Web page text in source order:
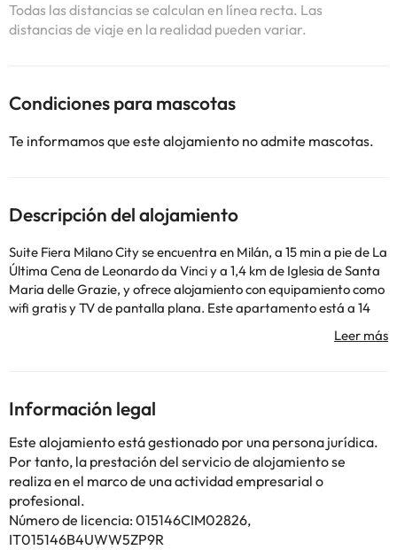
Todas las distancias se calculan en línea recta. Las
distancias de viaje en la realidad pueden variar.
Condiciones para mascotas
Te informamos que este alojamiento no admite mascotas.
Descripción del alojamiento
Suite Fiera Milano City se encuentra en Milán, a 15 min a pie de La
Última Cena de Leonardo da Vinci y a 1,4 km de Iglesia de Santa
Maria delle Grazie, y ofrece alojamiento con equipamiento como
wifi gratis y TV de pantalla plana. Este apartamento está a 14
min a pie de CityLife y a 1,9 km de San Maurizio al Monastero
microondas y fogones, además de cafetera y hervidor. Fiera
Milano está a 2,2 km del alojamiento, y MUDEC está a 2,6 km. El
aeropuerto (Aeropuerto de Milán - Linate) está a 12 km.
En este alojamiento no se pueden celebrar despedidas de soltero
o soltera ni fiestas similares.
Algunos de los servicios detallados pueden ser de pago. Puedes
consultar sus tarifas directamente en el establecimiento. Toda la
Información legal
Este alojamiento está gestionado por una persona jurídica.
Por tanto, la prestación del servicio de alojamiento se
realiza en el marco de una actividad empresarial o
profesional.
Número de licencia: 015146CIM02826,
IT015146B4UWW5ZP9R